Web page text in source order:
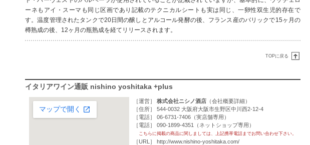
ーネもアイ・スーマも同じ区画であり記載のテクニカルシートも実は同じ、一卵性双生児的存在で
す。温度管理されたタンクで20日間の醸しとアルコール発酵の後、フランス産のバリックで15ヶ月の
樽熟成の後、12ヶ月の瓶熟成を経てリリースされます。
TOPに戻る
イタリアワイン通販 nishino yoshitaka +plus
［運営］ 株式会社ニシノ酒店 （会社概要詳細）
［住所］ 544-0032 大阪府大阪市生野区中川西2-12-4
［電話］ 06-6731-7406（実店舗専用）
［電話］ 090-1899-4351（ネットショップ専用）
こちらに掲載の商品に関しましては、上記携帯電話までお問い合わせ下さい。
［URL］ http://www.nishino-yoshitaka.com/